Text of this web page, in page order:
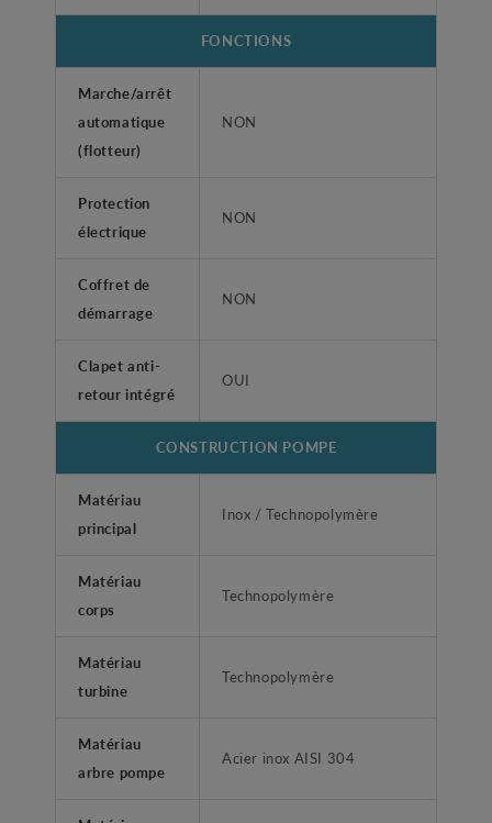
FONCTIONS
Marche/arrêt
automatique
(flotteur)
NON
Protection
électrique
NON
Coffret de
démarrage
NON
Clapet anti-
retour intégré
OUI
CONSTRUCTION POMPE
Matériau
principal
Inox / Technopolymère
Matériau
corps
Technopolymère
Matériau
turbine
Technopolymère
Matériau
arbre pompe
Acier inox AISI 304